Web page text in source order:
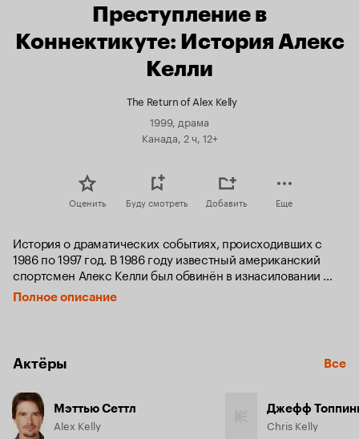
Преступление в
Коннектикуте: История Алекс
Келли
The Return of Alex Kelly
1999, драма
Канада, 2 ч, 12+
Оценить Буду смотреть Добавить Еще
История о драматических событиях, происходивших с
1986 по 1997 год. В 1986 году известный американский
спортсмен Алекс Келли был обвинён в изнасиловании
шестнадцатилетней Сары Робертс, но не понёс наказания,
так как успел покинуть страну. Почти десять лет спустя
лет тюрьмы, хотя Алекс так и не признал себя виновным.
Полное описание
Актёры Все
Мэттью Сеттл
Alex Kelly
Джефф
Chris Kelly